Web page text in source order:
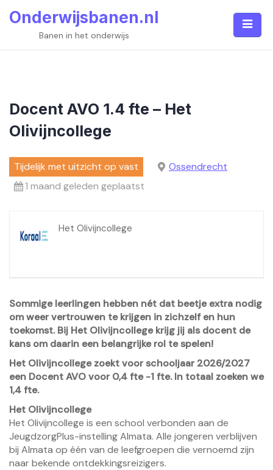
Onderwijsbanen.nl
Banen in het onderwijs
Docent AVO 1.4 fte – Het
Olivijncollege
Tijdelijk met uitzicht op vast
Ossendrecht
1 maand geleden geplaatst
Het Olivijncollege
Sommige leerlingen hebben nét dat beetje extra nodig
om weer vertrouwen te krijgen in zichzelf en hun
toekomst. Bij Het Olivijncollege krijg jij als docent de
kans om daarin een belangrijke rol te spelen!
Het Olivijncollege zoekt voor schooljaar 2026/2027
een Docent AVO voor 0,4 fte -1 fte. In totaal zoeken we
1,4 fte.
Het Olivijncollege
Het Olivijncollege is een school verbonden aan de
JeugdzorgPlus-instelling Almata. Alle jongeren verblijven
bij Almata op één van de leefgroepen die vernoemd zijn
naar bekende ontdekkingsreizigers.